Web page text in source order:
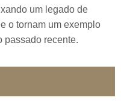
um legado de
o tornam um exemplo
passado recente.